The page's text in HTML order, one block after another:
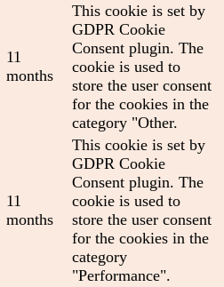
11
months
This cookie is set by
GDPR Cookie
Consent plugin. The
cookie is used to
store the user consent
for the cookies in the
category "Other.
11
months
This cookie is set by
GDPR Cookie
Consent plugin. The
cookie is used to
store the user consent
for the cookies in the
category
"Performance".